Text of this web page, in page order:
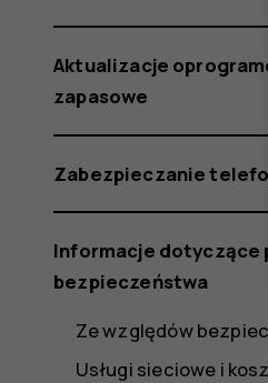
Aktualizacje
zapasowe
Zabezpieczanie
Informacje dotyczące
bezpieczeństwa
Ze względów
Usługi sieciowe i